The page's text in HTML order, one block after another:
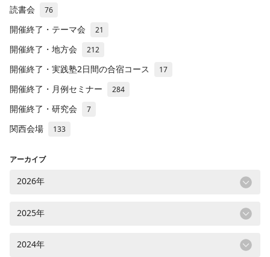
読書会 76
開催終了・テーマ会 21
開催終了・地方会 212
開催終了・実践塾2日間の合宿コース 17
開催終了・月例セミナー 284
開催終了・研究会 7
関西会場 133
アーカイブ
2026年
2025年
2024年